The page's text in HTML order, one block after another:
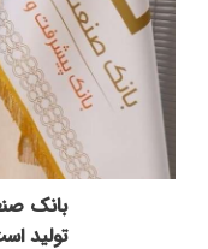
بانك
تولید